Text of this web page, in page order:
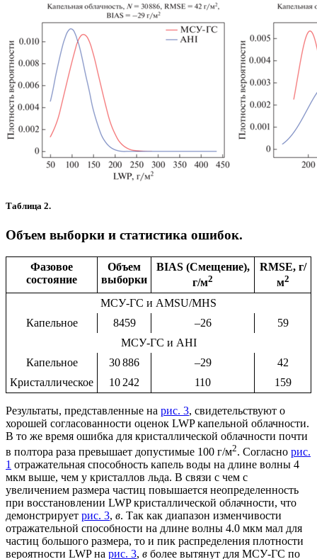
Таблица 2.
Объем выборки и статистика ошибок.
Фазовое
состояние
Объем
выборки
BIAS (Смещение),
г/м2
RMSE, г/
м2
МСУ-ГС и AMSU/MHS
Капельное
8459 –26
59
МСУ-ГС и AHI
Капельное
30 886 –29
42
Кристаллическое
10 242 110 159
Результаты, представленные на рис. 3, свидетельствуют о
хорошей согласованности оценок LWP капельной облачности.
В то же время ошибка для кристаллической облачности почти
в полтора раза превышает допустимые 100 г/м2. Согласно рис.
1 отражательная способность капель воды на длине волны 4
мкм выше, чем у кристаллов льда. В связи с чем с
увеличением размера частиц повышается неопределенность
при восстановлении LWP кристаллической облачности, что
демонстрирует рис. 3, в. Так как диапазон изменчивости
отражательной способности на длине волны 4.0 мкм мал для
частиц большого размера, то и пик распределения плотности
вероятности LWP на рис. 3, в более вытянут для МСУ-ГС по